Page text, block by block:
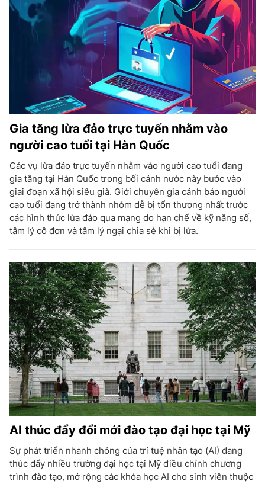
Gia tăng lừa đảo trực tuyến nhằm vào
người cao tuổi tại Hàn Quốc
Các vụ lừa đảo trực tuyến nhằm vào người cao tuổi đang
gia tăng tại Hàn Quốc trong bối cảnh nước này bước vào
giai đoạn xã hội siêu già. Giới chuyên gia cảnh báo người
cao tuổi đang trở thành nhóm dễ bị tổn thương nhất trước
các hình thức lừa đảo qua mạng do hạn chế về kỹ năng số,
tâm lý cô đơn và tâm lý ngại chia sẻ khi bị lừa.
AI thúc đẩy đổi mới đào tạo đại học tại Mỹ
Sự phát triển nhanh chóng của trí tuệ nhân tạo (AI) đang
thúc đẩy nhiều trường đại học tại Mỹ điều chỉnh chương
trình đào tạo, mở rộng các khóa học AI cho sinh viên thuộc